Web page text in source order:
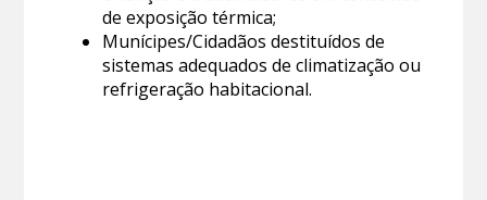
de exposição térmica;
Munícipes/Cidadãos destituídos de
sistemas adequados de climatização ou
refrigeração habitacional.